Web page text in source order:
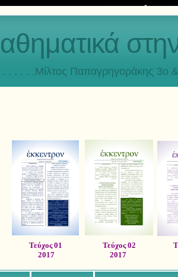
. . . . . .Μίλτος Παπαγρηγοράκης 3o
Τεύχος 01 Τεύχος 02
2017
2017